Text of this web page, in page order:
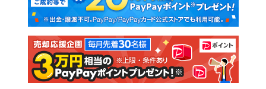
新築一戸建て 中古一戸建て
注文住宅 土地
売却査定